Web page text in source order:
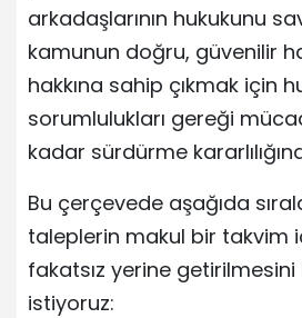
arkadaşlarının hukukunu
kamunun doğru, güvenilir
hakkına sahip çıkmak için
sorumlulukları gereği
kadar sürdürme
Bu çerçevede aşağıda
taleplerin makul bir takvim
fakatsız yerine
istiyoruz: